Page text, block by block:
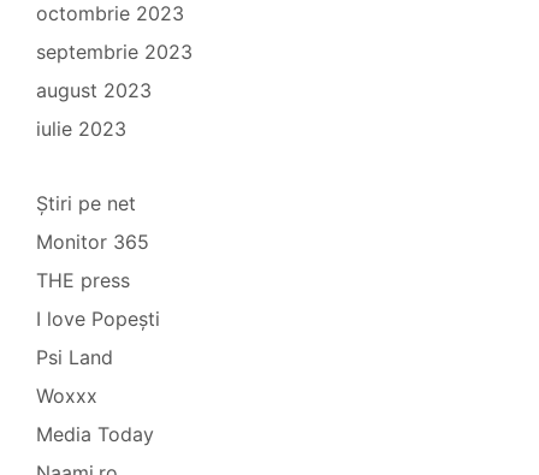
octombrie 2023
septembrie 2023
august 2023
iulie 2023
Știri pe net
Monitor 365
THE press
I love Popești
Psi Land
Woxxx
Media Today